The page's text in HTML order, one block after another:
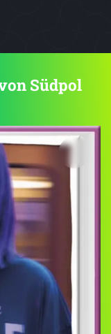
Südpol